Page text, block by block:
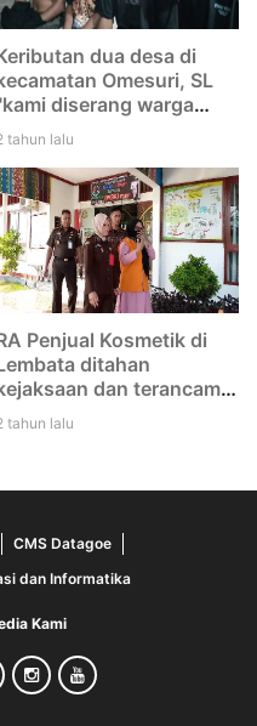
dua desa di
Omesuri, SL
diserang warga
dan kami
mereka melakukan
rencana. Saya
tikam Iwan"
tahun lalu
Penjual Kosmetik di
ditahan
dan terancam
tahun penjara
tahun lalu
CMS Datagoe
dan Informatika
Kami